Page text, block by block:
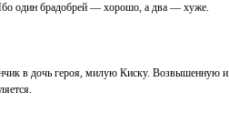
один брадобрей — хорошо, а два — хуже.
в дочь героя, милую Киску. Возвышенную и